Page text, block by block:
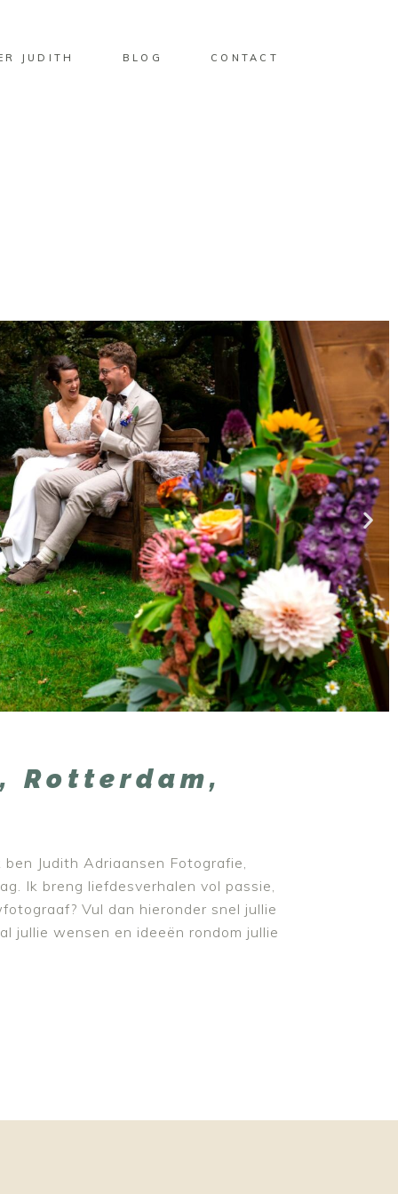
JUDITH BLOG CONTACT
Rotterdam,
Judith Adriaansen Fotografie,
Ik breng liefdesverhalen vol passie,
Vul dan hieronder snel jullie
jullie wensen en ideeën rondom jullie